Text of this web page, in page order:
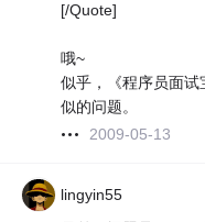
[/Quote]
哦~
似乎，《程序员面
似的问题。
2009-05-13
lingyin55